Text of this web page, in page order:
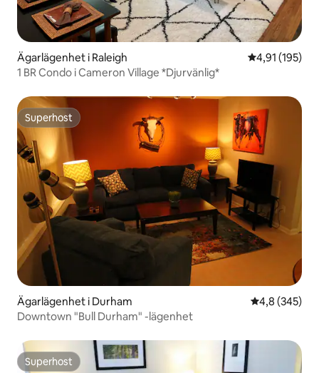
Ägarlägenhet i Raleigh 4,91 av 5 i
4,91 (195)
1 BR Condo i Cameron Village *Djurvänlig*
Superhost
Superhost
Ägarlägenhet i Durham 4,8 av 5 i
4,8 (345)
Downtown "Bull Durham" -lägenhet
Superhost
Superhost